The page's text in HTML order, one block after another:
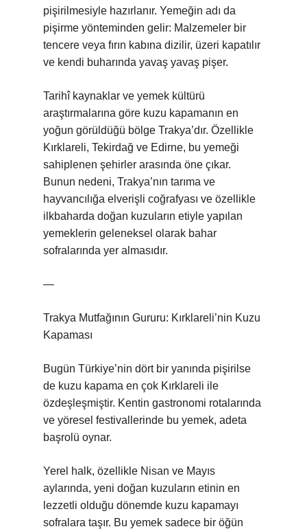
pişirilmesiyle hazırlanır. Yemeğin adı da
pişirme yönteminden gelir: Malzemeler bir
tencere veya fırın kabına dizilir, üzeri kapatılır
ve kendi buharında yavaş yavaş pişer.
Tarihî kaynaklar ve yemek kültürü
araştırmalarına göre kuzu kapamanın en
yoğun görüldüğü bölge Trakya’dır. Özellikle
Kırklareli, Tekirdağ ve Edirne, bu yemeği
sahiplenen şehirler arasında öne çıkar.
Bunun nedeni, Trakya’nın tarıma ve
hayvancılığa elverişli coğrafyası ve özellikle
ilkbaharda doğan kuzuların etiyle yapılan
yemeklerin geleneksel olarak bahar
sofralarında yer almasıdır.
—
Trakya Mutfağının Gururu: Kırklareli’nin Kuzu
Kapaması
Bugün Türkiye’nin dört bir yanında pişirilse
de kuzu kapama en çok Kırklareli ile
özdeşleşmiştir. Kentin gastronomi rotalarında
ve yöresel festivallerinde bu yemek, adeta
başrolü oynar.
Yerel halk, özellikle Nisan ve Mayıs
aylarında, yeni doğan kuzuların etinin en
lezzetli olduğu dönemde kuzu kapamayı
sofralara taşır. Bu yemek sadece bir öğün